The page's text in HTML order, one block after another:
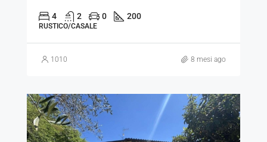
4 2 0 200
RUSTICO/CASALE
1010 8 mesi ago